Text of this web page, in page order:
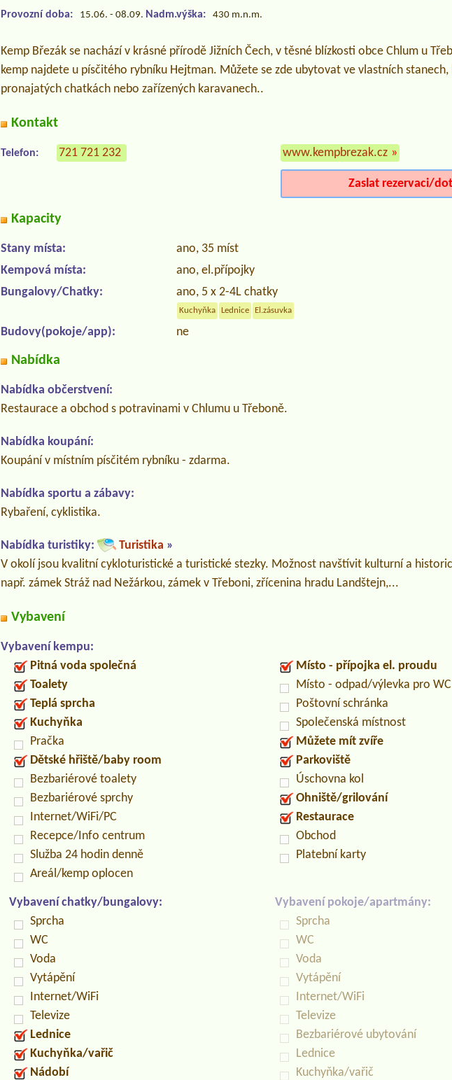
Provozní doba: 15.06. - 08.09. Nadm.výška:
430 m.n.m.
Kemp Březák se nachází v krásné přírodě Jižních Čech, v těsné blízkosti obce Chlum u
kemp najdete u písčitého rybníku Hejtman. Můžete se zde ubytovat ve vlastních stanech,
pronajatých chatkách nebo zařízených karavanech..
Kontakt
Telefon: 721 721 232 www.kempbrezak.cz »
Zaslat rezervaci/
Kapacity
Stany místa:
ano, 35 míst
Kempová místa:
ano, el.přípojky
Bungalovy/Chatky:
ano, 5 x 2-4L chatky
Kuchyňka Lednice El.zásuvka
Budovy(pokoje/app): ne
Nabídka
Nabídka občerstvení:
Restaurace a obchod s potravinami v Chlumu u Třeboně.
Nabídka koupání:
Koupání v místním písčitém rybníku - zdarma.
Nabídka sportu a zábavy:
Rybaření, cyklistika.
Nabídka turistiky: Turistika »
V okolí jsou kvalitní cykloturistické a turistické stezky. Možnost navštívit kulturní a
např. zámek Stráž nad Nežárkou, zámek v Třeboni, zřícenina hradu Landštejn,...
Vybavení
Vybavení kempu:
Pitná voda společná
Toalety
Teplá sprcha
Kuchyňka
Pračka
Dětské hřiště/baby room
Bezbariérové toalety
Bezbariérové sprchy
Internet/WiFi/PC
Recepce/Info centrum
Služba 24 hodin denně
Areál/kemp oplocen
Místo - přípojka el. proudu
Místo - odpad/výlevka pro WC
Poštovní schránka
Společenská místnost
Můžete mít zvíře
Parkoviště
Úschovna kol
Ohniště/grilování
Restaurace
Obchod
Platební karty
Vybavení chatky/bungalovy:
Sprcha
WC
Voda
Vytápění
Internet/WiFi
Televize
Lednice
Kuchyňka/vařič
Nádobí
Vybavení pokoje/apartmány:
Sprcha
WC
Voda
Vytápění
Internet/WiFi
Televize
Bezbariérové ubytování
Lednice
Kuchyňka/vařič